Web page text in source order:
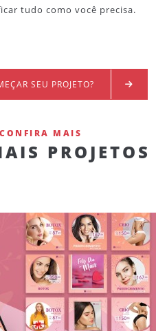
tudo como você precisa.
SEU PROJETO?
CONFIRA MAIS
PROJETOS
CLÍNICA DE
ESTHETICA